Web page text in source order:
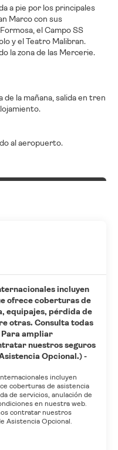
a pie por los principales
Marco con sus
el Campo SS
y el Teatro Malibran.
la zona de las Mercerie.
la mañana, salida en tren
al aeropuerto.
incluyen
ofrece coberturas de
equipajes, pérdida de
otras. Consulta todas
Para ampliar
nuestros seguros
Opcional.) -
incluyen
coberturas de asistencia
de servicios, anulación de
en nuestra web.
contratar nuestros
Asistencia Opcional.